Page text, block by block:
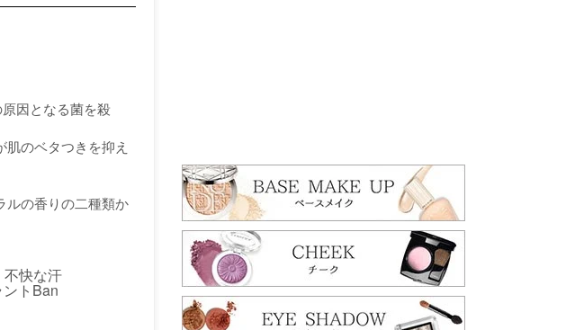
因となる菌を殺
のベタつきを抑え
ルの香りの二種類か
快な汗
トBan